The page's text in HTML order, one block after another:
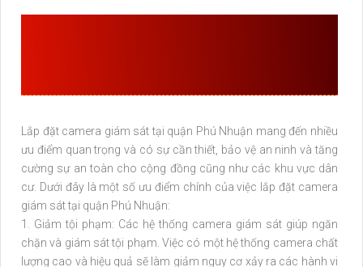
Lắp đặt camera giám sát tại quận Phú Nhuận mang đến nhiều
ưu điểm quan trọng và có sự cần thiết, bảo vệ an ninh và tăng
cường sự an toàn cho cộng đồng cũng như các khu vực dân
cư. Dưới đây là một số ưu điểm chính của việc lắp đặt camera
giám sát tại quận Phú Nhuận:
1. Giảm tội phạm: Các hệ thống camera giám sát giúp ngăn
chặn và giám sát tội phạm. Việc có một hệ thống camera chất
lượng cao và hiệu quả sẽ làm giảm nguy cơ xảy ra các hành vi